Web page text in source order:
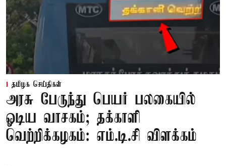
தமிழக செய்திகள்
அரசு பேருந்து பெயர் பலகையில்
ஓடிய வாசகம்; தக்காளி
வெற்றிக்கழகம்: எம்.டி.சி விளக்கம்